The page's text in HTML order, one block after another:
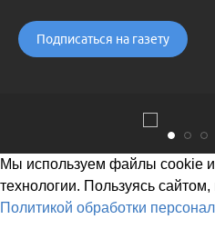
Подписаться на газету
Мы используем файлы cookie
технологии. Пользуясь
Политикой обработки